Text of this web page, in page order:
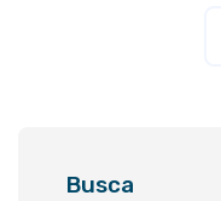
Busca